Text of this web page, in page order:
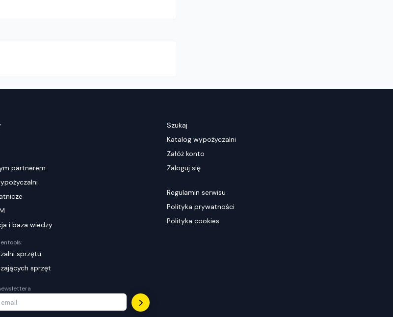
partnerem
i baza wiedzy
sprzętu
sprzęt
Szukaj
Katalog wypożyczalni
Załóż konto
Zaloguj się
Regulamin serwisu
Polityka prywatności
Polityka cookies